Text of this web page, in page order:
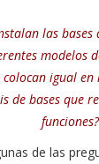
las bases
modelos
colocan igual en
de bases que
funciones?
de las